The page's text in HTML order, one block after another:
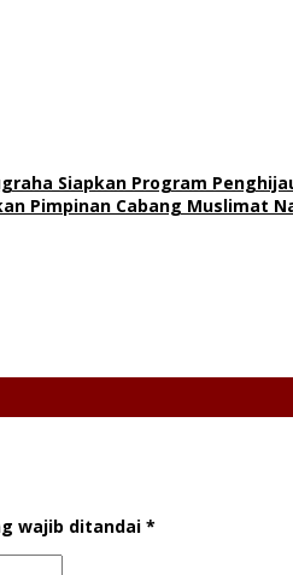
Siapkan Program
Pimpinan Cabang Muslimat
wajib ditandai *